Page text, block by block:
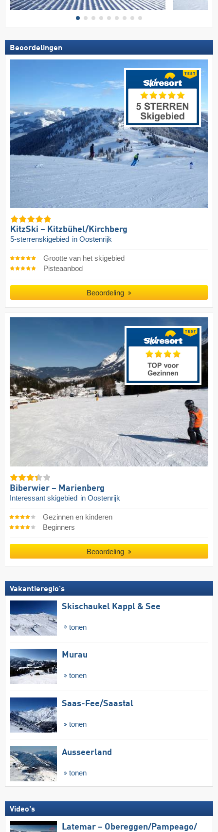
Beoordelingen
KitzSki – Kitzbühel/​Kirchberg
5-sterrenskigebied in Oostenrijk
Grootte van het skigebied
Pisteaanbod
Beoordeling
Biberwier – Marienberg
Interessant skigebied in Oostenrijk
Gezinnen en kinderen
Beginners
Beoordeling
Vakantieregio's
Skischaukel Kappl & See
tonen
Murau
tonen
Saas-Fee/​Saastal
tonen
Ausseerland
tonen
Video's
Latemar – Obereggen/​Pampeago/​